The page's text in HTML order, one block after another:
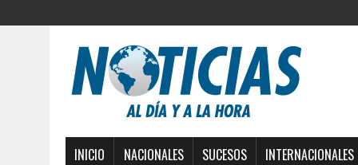
INICIO NACIONALES SUCESOS INTERNACIONALES